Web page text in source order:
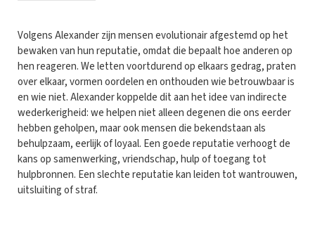
Volgens Alexander zijn mensen evolutionair afgestemd op het
bewaken van hun reputatie, omdat die bepaalt hoe anderen op
hen reageren. We letten voortdurend op elkaars gedrag, praten
over elkaar, vormen oordelen en onthouden wie betrouwbaar is
en wie niet. Alexander koppelde dit aan het idee van indirecte
wederkerigheid: we helpen niet alleen degenen die ons eerder
hebben geholpen, maar ook mensen die bekendstaan als
behulpzaam, eerlijk of loyaal. Een goede reputatie verhoogt de
kans op samenwerking, vriendschap, hulp of toegang tot
hulpbronnen. Een slechte reputatie kan leiden tot wantrouwen,
uitsluiting of straf.